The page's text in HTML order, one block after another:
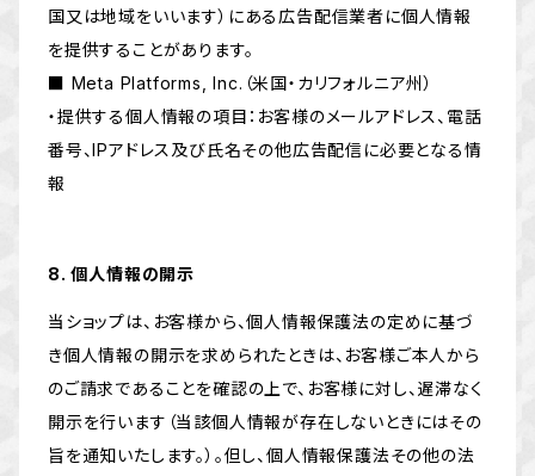
国又は地域をいいます）にある広告配信業者に個人情報
を提供することがあります。
■ Meta Platforms, Inc.（米国・カリフォルニア州）
・提供する個人情報の項目：お客様のメールアドレス、電話
番号、IPアドレス及び氏名その他広告配信に必要となる情
報
8. 個人情報の開示
当ショップは、お客様から、個人情報保護法の定めに基づ
き個人情報の開示を求められたときは、お客様ご本人から
のご請求であることを確認の上で、お客様に対し、遅滞なく
開示を行います（当該個人情報が存在しないときにはその
旨を通知いたします。）。但し、個人情報保護法その他の法